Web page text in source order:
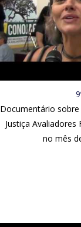
Documentário sobre
Justiça Avaliadores
no mês